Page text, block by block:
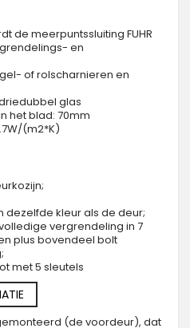
de meerpuntssluiting FUHR
en
of rolscharnieren en
glas
het blad: 70mm
(m2*K)
kleur als de deur;
vergrendeling in 7
plus bovendeel bolt
met 5 sleutels
(de voordeur), dat